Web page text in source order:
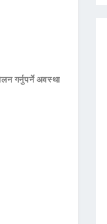
गर्नुपर्ने अवस्था